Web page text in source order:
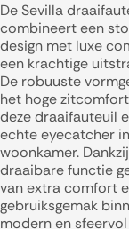
De Sevilla
combineert een
design met luxe
een krachtige
De robuuste
het hoge
deze draaifauteuil
echte eyecatcher
woonkamer.
draaibare functie
van extra comfort
gebruiksgemak
modern en sfeervol